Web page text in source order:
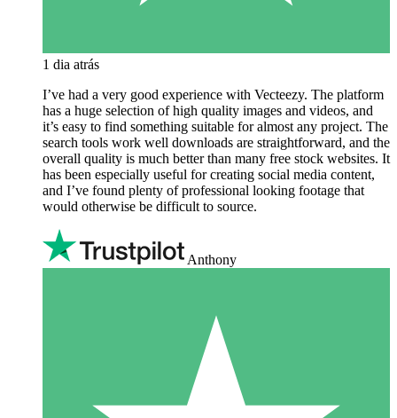
1 dia atrás
I’ve had a very good experience with Vecteezy. The platform
has a huge selection of high quality images and videos, and
it’s easy to find something suitable for almost any project. The
search tools work well downloads are straightforward, and the
overall quality is much better than many free stock websites. It
has been especially useful for creating social media content,
and I’ve found plenty of professional looking footage that
would otherwise be difficult to source.
Anthony